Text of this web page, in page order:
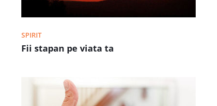
SPIRIT
Fii stapan pe viata ta